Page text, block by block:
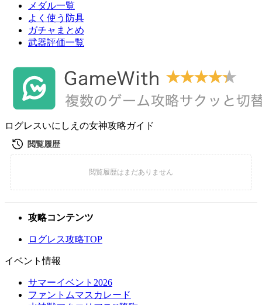
メダル一覧
よく使う防具
ガチャまとめ
武器評価一覧
ログレスいにしえの女神攻略ガイド
攻略コンテンツ
ログレス攻略TOP
イベント情報
サマーイベント2026
ファントムマスカレード